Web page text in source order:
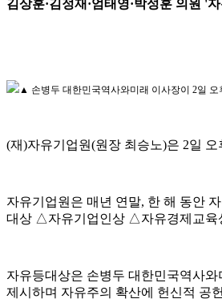
김상훈·김정재·엄태영·박성훈 의원 '
▲ 손병두 대한민국역사와미래 이사장이 2일
(재)자유기업원(원장 최승노)은 2일
자유기업원은 매년 연말, 한 해 동안
대상 △자유기업인상 △자유경제교육
자유등대상은 손병두 대한민국역사
제시하며 자유주의 확산에 헌신적 공